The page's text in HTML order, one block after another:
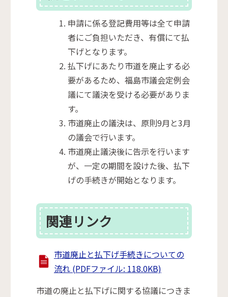
申請に係る登記費用等は全て申請
者にご負担いただき、有償にて払
下げとなります。
払下げにあたり市道を廃止する必
要があるため、福島市議会定例会
議にて議決を受ける必要がありま
す。
市道廃止の議決は、原則9月と3月
の議会で行います。
市道廃止議決後に告示を行います
が、一定の期間を設けた後、払下
げの手続きが開始となります。
関連リンク
市道廃止と払下げ手続きについての
流れ (PDFファイル: 118.0KB)
市道の廃止と払下げに関する協議につきま